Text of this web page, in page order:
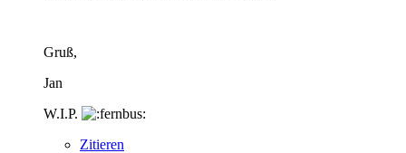
Gruß,
Jan
W.I.P.
Zitieren